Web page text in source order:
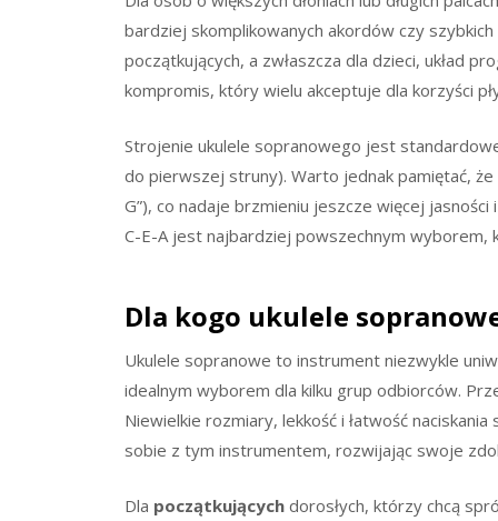
bardziej skomplikowanych akordów czy
początkujących, a zwłaszcza dla dzieci, układ
kompromis, który wielu akceptuje dla korzyści
Strojenie ukulele sopranowego jest
do pierwszej struny). Warto jednak pamiętać,
G”), co nadaje brzmieniu jeszcze więcej
C-E-A jest najbardziej powszechnym wyborem,
Dla kogo ukulele
Ukulele sopranowe to instrument niezwykle
idealnym wyborem dla kilku grup odbiorców.
Niewielkie rozmiary, lekkość i łatwość
sobie z tym instrumentem, rozwijając swoje
Dla początkujących dorosłych, którzy chcą